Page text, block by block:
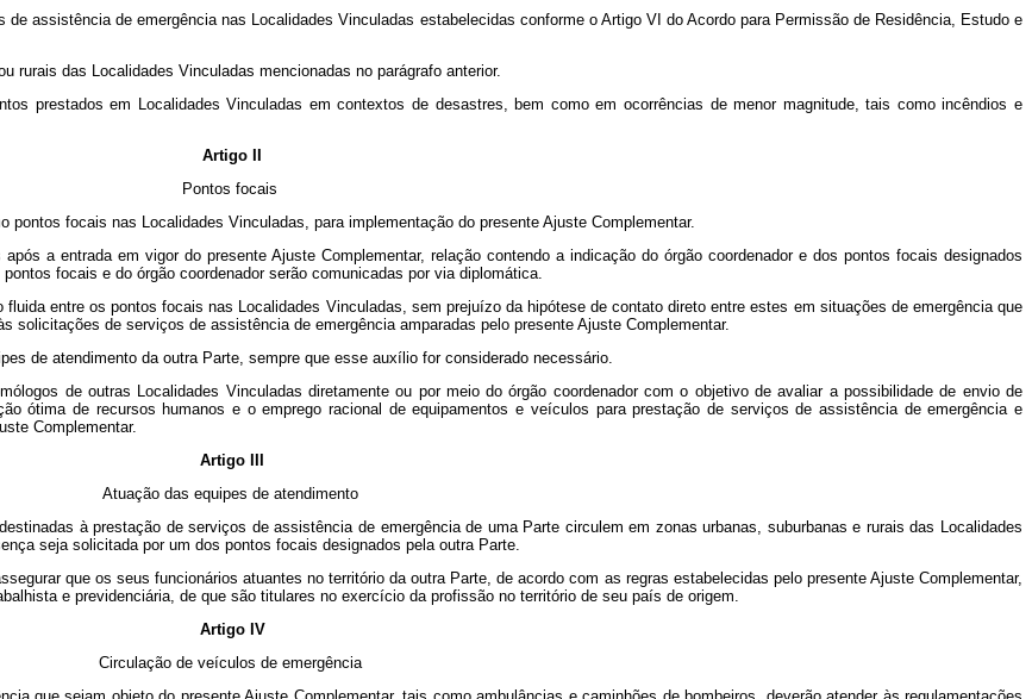
assistência de emergência nas Localidades Vinculadas estabelecidas conforme o Artigo VI do Acordo para Permissão de Residência, Estudo e
rurais das Localidades Vinculadas mencionadas no parágrafo anterior.
prestados em Localidades Vinculadas em contextos de desastres, bem como em ocorrências de menor magnitude, tais como incêndios e
Artigo II
Pontos focais
pontos focais nas Localidades Vinculadas, para implementação do presente Ajuste Complementar.
a entrada em vigor do presente Ajuste Complementar, relação contendo a indicação do órgão coordenador e dos pontos focais designados
focais e do órgão coordenador serão comunicadas por via diplomática.
entre os pontos focais nas Localidades Vinculadas, sem prejuízo da hipótese de contato direto entre estes em situações de emergência que
solicitações de serviços de assistência de emergência amparadas pelo presente Ajuste Complementar.
de atendimento da outra Parte, sempre que esse auxílio for considerado necessário.
de outras Localidades Vinculadas diretamente ou por meio do órgão coordenador com o objetivo de avaliar a possibilidade de envio de
ótima de recursos humanos e o emprego racional de equipamentos e veículos para prestação de serviços de assistência de emergência e
Complementar.
Artigo III
Atuação das equipes de atendimento
à prestação de serviços de assistência de emergência de uma Parte circulem em zonas urbanas, suburbanas e rurais das Localidades
seja solicitada por um dos pontos focais designados pela outra Parte.
que os seus funcionários atuantes no território da outra Parte, de acordo com as regras estabelecidas pelo presente Ajuste Complementar,
e previdenciária, de que são titulares no exercício da profissão no território de seu país de origem.
Artigo IV
Circulação de veículos de emergência